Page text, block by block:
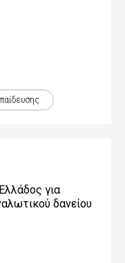
για
δανείου